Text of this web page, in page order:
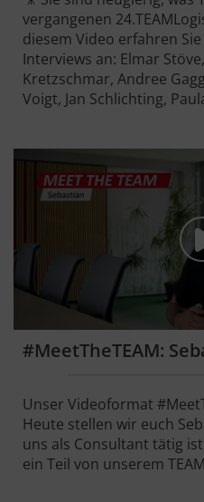
vergangenen
diesem Video erfahren
Interviews an: Elmar
Kretzschmar, Andree
Voigt, Jan Schlichting,
#MeetTheTEAM:
Unser Videoformat
Heute stellen wir euch
uns als Consultant tätig
ein Teil von unserem